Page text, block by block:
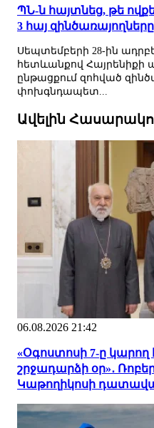
ՊՆ-ն հայտնեց, թե
3 հայ զինծառայողները
Սեպտեմբերի 28-ին
հետևանքով Հայրենիքի
ընթացքում զոհված
փոխգնդապետ...
Ավելին
06.08.2026 21:42
«Օգոստոսի 7-ը
շրջադարձի օր»․
Կաթողիկոսի